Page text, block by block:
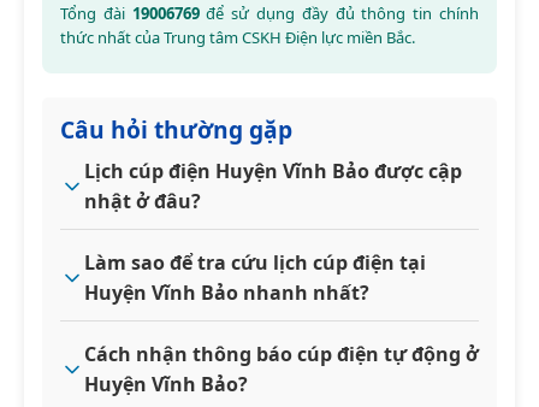
Tổng đài 19006769để sử dụng đầy đủ thông tin chính
thức nhất của Trung tâm CSKH Điện lực miền Bắc.
Câu hỏi thường gặp
Lịch cúp điện Huyện Vĩnh Bảo được cập
nhật ở đâu?
Làm sao để tra cứu lịch cúp điện tại
Huyện Vĩnh Bảo nhanh nhất?
Cách nhận thông báo cúp điện tự động ở
Huyện Vĩnh Bảo?